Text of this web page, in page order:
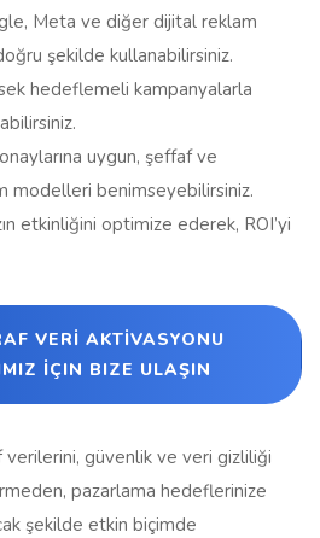
Meta ve diğer dijital reklam
şekilde kullanabilirsiniz.
hedeflemeli kampanyalarla
uygun, şeffaf ve
modelleri benimseyebilirsiniz.
etkinliğini optimize ederek, ROI’yi
VERİ AKTİVASYONU
İÇIN BIZE ULAŞIN
verilerini, güvenlik ve veri gizliliği
pazarlama hedeflerinize
şekilde etkin biçimde